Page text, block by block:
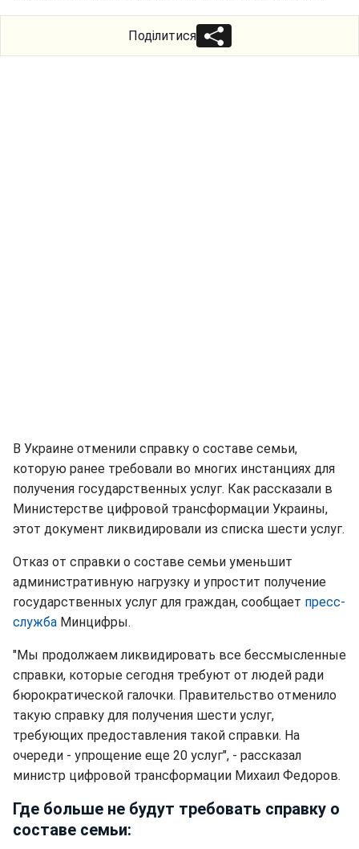
Поділитися
В Украине отменили справку о составе семьи,
которую ранее требовали во многих инстанциях для
получения государственных услуг. Как рассказали в
Министерстве цифровой трансформации Украины,
этот документ ликвидировали из списка шести услуг.
Отказ от справки о составе семьи уменьшит
административную нагрузку и упростит получение
государственных услуг для граждан, сообщает пресс-
служба Минцифры.
"Мы продолжаем ликвидировать все бессмысленные
справки, которые сегодня требуют от людей ради
бюрократической галочки. Правительство отменило
такую ​​справку для получения шести услуг,
требующих предоставления такой справки. На
очереди - упрощение еще 20 услуг", - рассказал
министр цифровой трансформации Михаил Федоров.
Где больше не будут требовать справку о
составе семьи: